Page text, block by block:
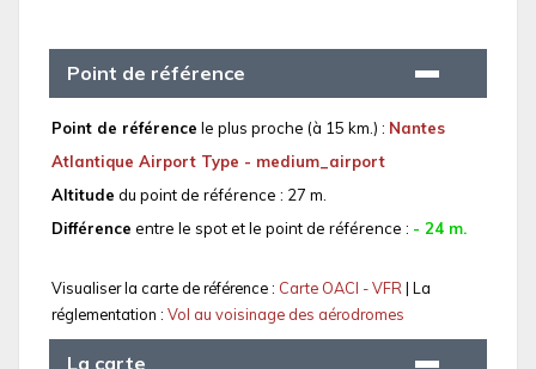
Point de référence
Point de référence le plus proche (à 15 km.) : Nantes
Atlantique Airport Type - medium_airport
Altitude du point de référence : 27 m.
Différence entre le spot et le point de référence : - 24 m.
Visualiser la carte de référence : Carte OACI - VFR| La
réglementation : Vol au voisinage des aérodromes
La carte